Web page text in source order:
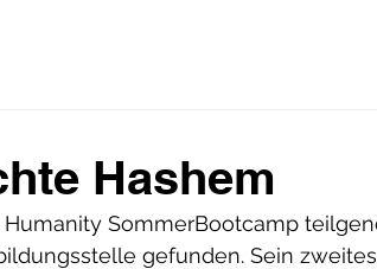
Hashem
SommerBootcamp
gefunden. Sein